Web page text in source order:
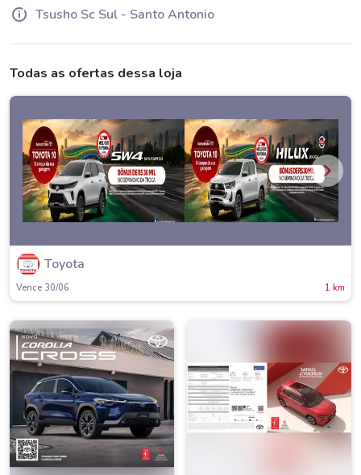
Tsusho Sc Sul - Santo Antonio
Todas as ofertas dessa loja
Toyota
Vence 30/06 1 km